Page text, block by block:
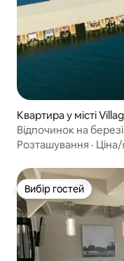
Квартира у місті
Відпочинок на
гідромасажна ванна
Розташування · Ціна/
Вибір гостей
Вибір гостей